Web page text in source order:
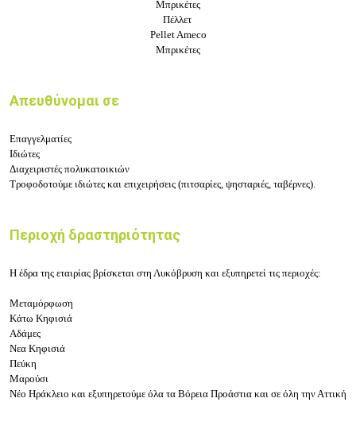
Μπρικέτες
Πέλλετ
Pellet Ameco
Μπρικέτες
Απευθύνομαι σε
Επαγγελματίες
Ιδιώτες
Διαχειριστές πολυκατοικιών
Τροφοδοτούμε ιδιώτες και επιχειρήσεις (πιτσαρίες, ψησταριές, ταβέρνες).
Περιοχή δραστηριότητας
Η έδρα της εταιρίας βρίσκεται στη Λυκόβρυση και εξυπηρετεί τις περιοχές:
Μεταμόρφωση
Κάτω Κηφισιά
Αδάμες
Νεα Κηφισιά
Πεύκη
Μαρούσι
Νέο Ηράκλειο και εξυπηρετούμε όλα τα Βόρεια Προάστια και σε όλη την Αττική